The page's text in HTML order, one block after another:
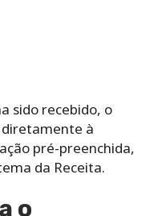
sido recebido, o
à
pré-preenchida,
da Receita.
o